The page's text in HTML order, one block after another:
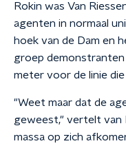
Rokin was Van
agenten in normaal
hoek van de Dam en
groep
meter voor de linie
"Weet maar dat de
geweest," vertelt van
massa op zich